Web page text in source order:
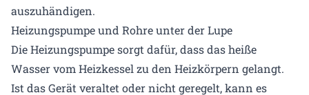
auszuhändigen.
Heizungspumpe und Rohre unter der Lupe
Die Heizungspumpe sorgt dafür, dass das heiße
Wasser vom Heizkessel zu den Heizkörpern gelangt.
Ist das Gerät veraltet oder nicht geregelt, kann es